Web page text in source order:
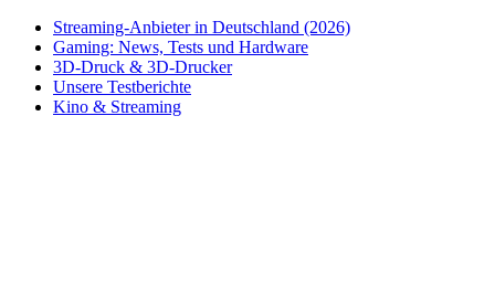
Streaming-Anbieter in Deutschland (2026)
Gaming: News, Tests und Hardware
3D-Druck & 3D-Drucker
Unsere Testberichte
Kino & Streaming